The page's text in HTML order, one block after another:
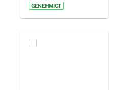
GENEHMIGT